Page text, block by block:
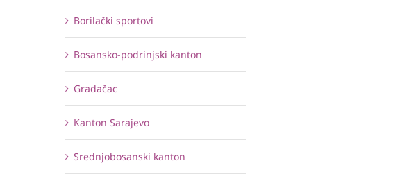
Borilački sportovi
Bosansko-podrinjski kanton
Gradačac
Kanton Sarajevo
Srednjobosanski kanton